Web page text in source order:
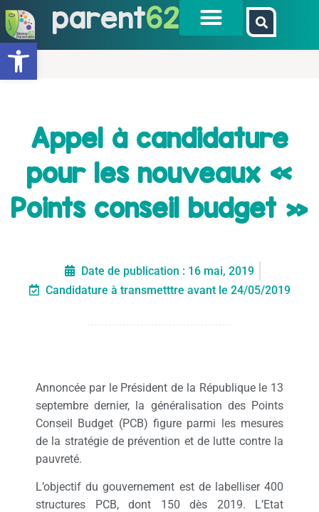
Ouvrir la barre d’outils
parent62
Appel à candidature
pour les nouveaux «
Points conseil budget »
Date de publication : 16 mai, 2019
Candidature à transmetttre avant le 24/05/2019
Annoncée par le Président de la République le 13
septembre dernier, la généralisation des Points
Conseil Budget (PCB) figure parmi les mesures
de la stratégie de prévention et de lutte contre la
pauvreté.
L’objectif du gouvernement est de labelliser 400
structures PCB, dont 150 dès 2019. L’Etat